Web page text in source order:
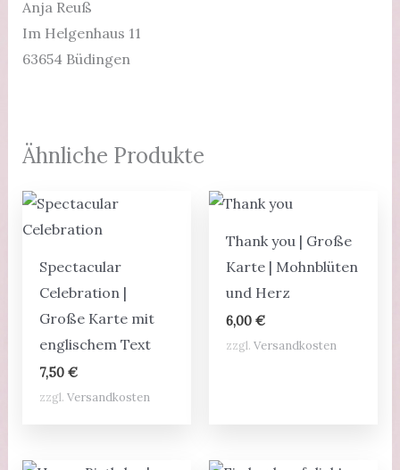
Anja Reuß
Im Helgenhaus 11
63654 Büdingen
Ähnliche Produkte
Spectacular
Celebration |
Große Karte mit
englischem Text
7,50 €
zzgl. Versandkosten
Thank you | Große
Karte | Mohnblüten
und Herz
6,00€
zzgl.Versandkosten